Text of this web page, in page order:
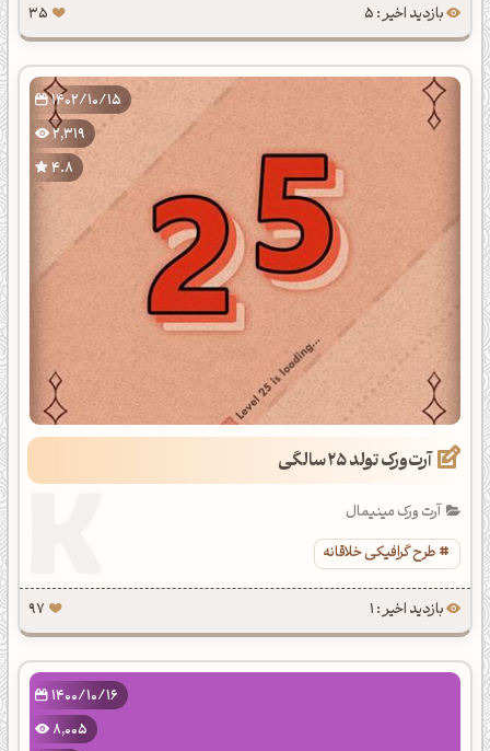
بازدید اخیر : 5 35
1402/10/15
2,319
4.8
آرت‌ورک تولد 25 سالگی
آرت ورک مینیمال
طرح گرافیکی خلاقانه
بازدید اخیر : 1 97
1400/10/16
8,005